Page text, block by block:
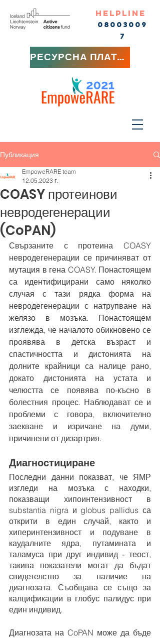
HELPLINE
08003009
7
РЕСУРСНА ПЛАТФОРМА
Публикация
COASY протеинови
невродегенерации
(CoPAN)
EmpoweRARE team
12.05.2023 г.
Свързаните с протеина COASY
невродегенерации се причиняват от
мутация в гена COASY. Понастоящем
са идентифицирани само няколко
случая с тази рядка форма на
невродегенерации с натрупване на
желязо в мозъка. Понастоящем
изглежда, че началото обикновено се
проявява в детска възраст и
спастичността и дистонията на
долните крайници са налице рано,
докато дистонията на устата и
челюстта се появява по-късно в
болестния процес. Наблюдават се и
проблеми с говора, включително
заекване и изричане на думи,
причинени от дизартрия.
Диагностициране
Последни данни показват, че ЯМР
изгледи на мозъка с находки,
показващи хипоинтензивност в
substantia nigra и globus pallidus са
открити в един случай, както и
хиперинтензивност и подуване в
каудалните ядра, путамината и
таламуса при друг индивид - теост,
такива показатели могат да бъдат
свидетелство за наличие на
диагнозата. Съобщава се също за
калцификации в глобус палидус при
един индивид.
Диагнозата на CoPAN може да бъде